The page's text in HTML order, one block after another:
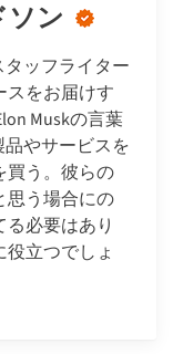
ソン
タッフライター
スをお届けす
Muskの言葉
やサービスを
買う。彼らの
思う場合にの
必要はあり
立つでしょ